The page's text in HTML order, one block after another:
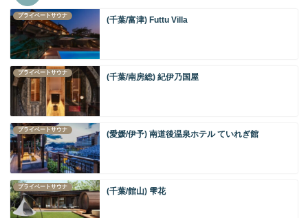
プライベートサウナ (千葉/富津) Futtu Villa
プライベートサウナ (千葉/南房総) 紀伊乃国屋
プライベートサウナ (愛媛/伊予) 南道後温泉ホテル ていれぎ館
プライベートサウナ (千葉/館山) 雫花